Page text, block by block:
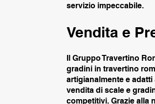
servizio impeccabile.
Vendita e
Il Gruppo Travertino
gradini in travertino
artigianalmente e
vendita di scale e
competitivi. Grazie alla